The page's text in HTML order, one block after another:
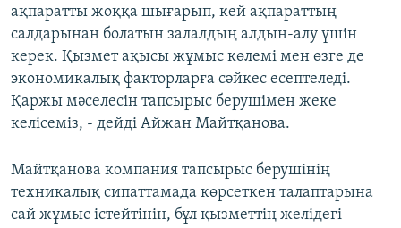
ақпаратты жоққа шығарып, кей ақпараттың
салдарынан болатын залалдың алдын-алу үшін
керек. Қызмет ақысы жұмыс көлемі мен өзге де
экономикалық факторларға сәйкес есептеледі.
Қаржы мәселесін тапсырыс берушімен жеке
келісеміз, - дейді Айжан Майтқанова.
Майтқанова компания тапсырыс берушінің
техникалық сипаттамада көрсеткен талаптарына
сай жұмыс істейтінін, бұл қызметтің желідегі